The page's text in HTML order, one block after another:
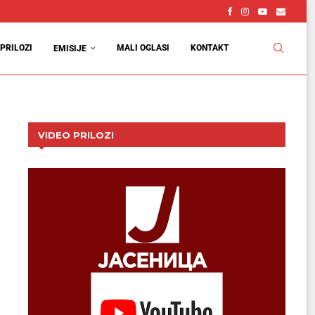
PRILOZI EMISIJE MALI OGLASI KONTAKT
VIDEO PRILOZI